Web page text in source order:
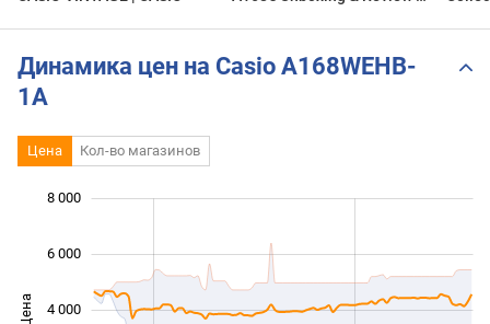
Динамика цен на Casio A168WEHB-
1A
Цена Кол-во магазинов
Цена 1 000
4 000
6 000
8 000